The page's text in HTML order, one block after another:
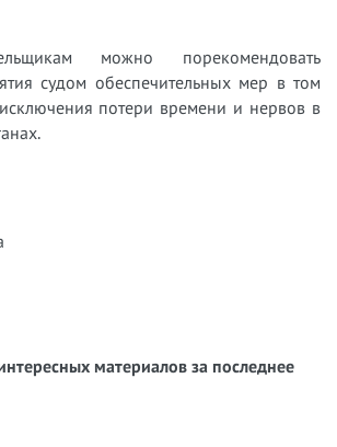
можно порекомендовать
судом обеспечительных мер в том
потери времени и нервов в
материалов за последнее